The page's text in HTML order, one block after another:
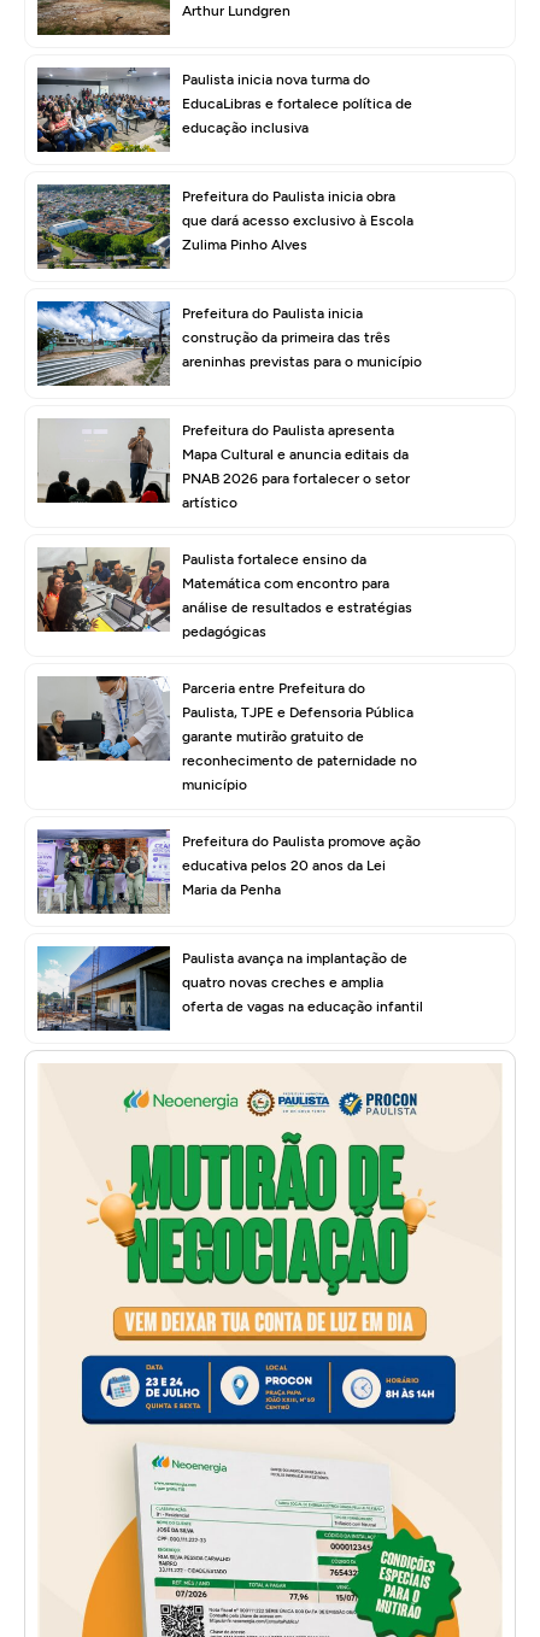
Arthur Lundgren
Paulista inicia nova turma do
EducaLibras e fortalece política de
educação inclusiva
Prefeitura do Paulista inicia obra
que dará acesso exclusivo à Escola
Zulima Pinho Alves
Prefeitura do Paulista inicia
construção da primeira das três
areninhas previstas para o município
Prefeitura do Paulista apresenta
Mapa Cultural e anuncia editais da
PNAB 2026 para fortalecer o setor
artístico
Paulista fortalece ensino da
Matemática com encontro para
análise de resultados e estratégias
pedagógicas
Parceria entre Prefeitura do
Paulista, TJPE e Defensoria Pública
garante mutirão gratuito de
reconhecimento de paternidade no
município
Prefeitura do Paulista promove ação
educativa pelos 20 anos da Lei
Maria da Penha
Paulista avança na implantação de
quatro novas creches e amplia
oferta de vagas na educação infantil